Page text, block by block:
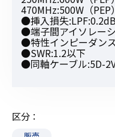
470MHz:500W（PEP）
●挿入損失
●端子間アイソレー
●特性インピーダン
●SWR:1.2以下
●同軸ケーブル:5D-
区分